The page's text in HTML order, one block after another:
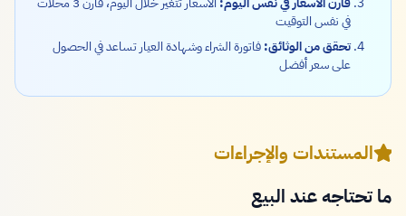
في نفس التوقيت
تحقق من الوثائق:فاتورة الشراء وشهادة العيار تساعد في الحصول
على سعر أفضل
المستندات والإجراءات
ما تحتاجه عند البيع